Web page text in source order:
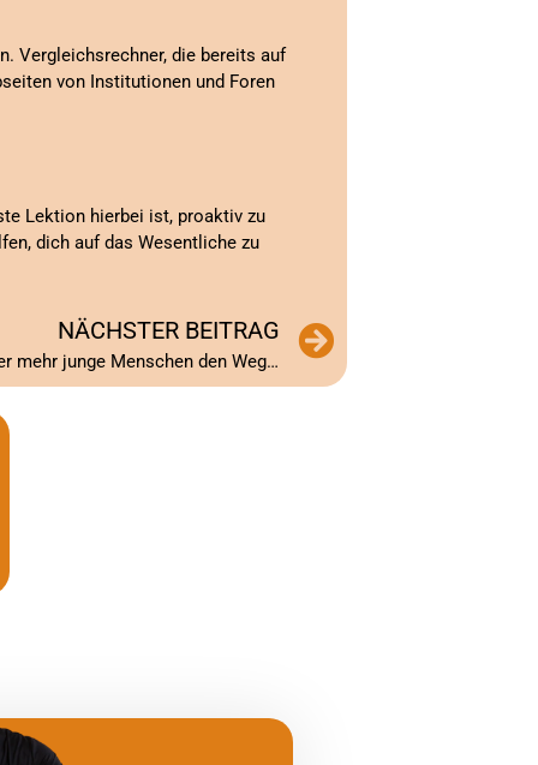
Vergleichsrechner, die bereits auf
von Institutionen und Foren
Lektion hierbei ist, proaktiv zu
dich auf das Wesentliche zu
NÄCHSTER BEITRAG
Boom im Handwerk: Warum immer mehr junge Menschen den Weg ins Handwerk wählen